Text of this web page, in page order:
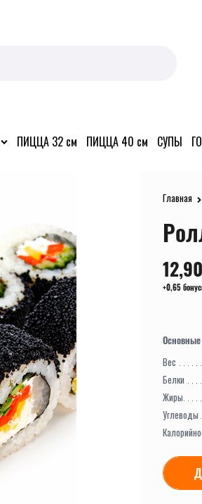
ПИЦЦА 32 см ПИЦЦА 40 см СУПЫ
Главная
12,90
+0,65
Вес
Белки
Жиры
Углеводы